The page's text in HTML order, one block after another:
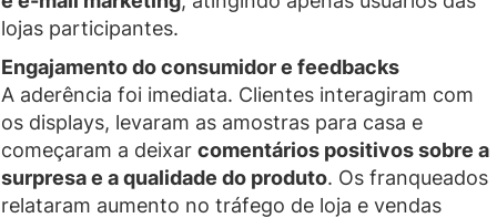
lojas participantes.
Engajamento do consumidor e feedbacks
A aderência foi imediata. Clientes interagiram com
os displays, levaram as amostras para casa e
começaram a deixar comentários positivos sobre a
surpresa e a qualidade do produto. Os franqueados
relataram aumento no tráfego de loja e vendas